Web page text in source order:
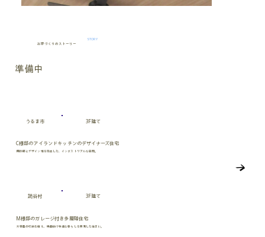
STORY
お家づくりのストーリー
準備中
うるま市 3F建て
C様邸のアイランドキッチンのデザイナーズ住宅
開放感とデザイン性を両立した、インダストリアルな空間。
読谷村 3F建て
M様邸のガレージ付き多層階住宅
大容量の収納を備え、機能的で快適な暮らしを実現した住まい。